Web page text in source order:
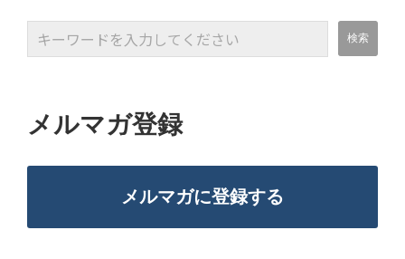
メルマガ登録
メルマガに登録する